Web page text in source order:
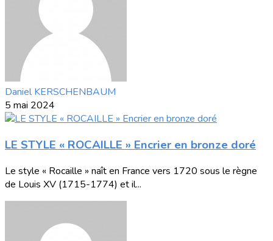
Daniel KERSCHENBAUM
5 mai 2024
LE STYLE « ROCAILLE » Encrier en bronze doré
Le style « Rocaille » naît en France vers 1720 sous le règne
de Louis XV (1715-1774) et il...